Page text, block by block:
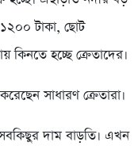
টাকা, ছোট
হচ্ছে ক্রেতাদের।
সাধারণ ক্রেতারা।
দাম বাড়তি। এখন